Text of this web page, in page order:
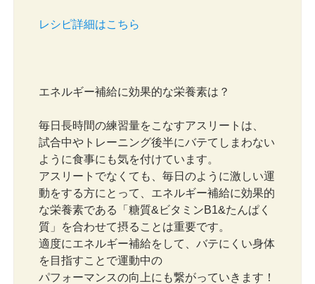
レシピ詳細はこちら
エネルギー補給に効果的な栄養素は？
毎日長時間の練習量をこなすアスリートは、
試合中やトレーニング後半にバテてしまわない
ように食事にも気を付けています。
アスリートでなくても、毎日のように激しい運
動をする方にとって、エネルギー補給に効果的
な栄養素である「糖質&ビタミンB1&たんぱく
質」を合わせて摂ることは重要です。
適度にエネルギー補給をして、バテにくい身体
を目指すことで運動中の
パフォーマンスの向上にも繋がっていきます！